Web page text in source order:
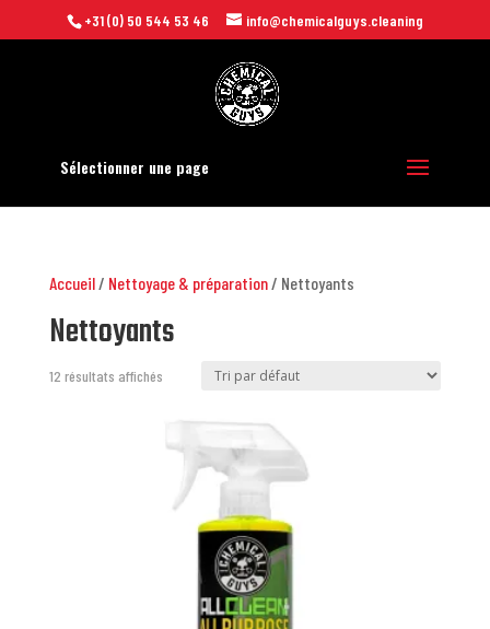
+31 (0) 50 544 53 46 info@chemicalguys.cleaning
Sélectionner une page
Accueil/ Nettoyage & préparation/ Nettoyants
Nettoyants
12 résultats affichés